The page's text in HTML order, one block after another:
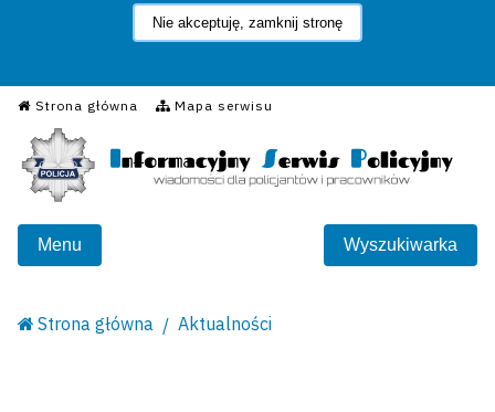
Nie akceptuję, zamknij stronę
Strona główna Mapa serwisu
Informacyjny Serwis
Menu Wyszukiwarka
Strona główna Aktualności